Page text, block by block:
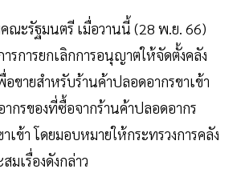
ณะรัฐมนตรี เมื่อวานนี้ (28 พ.ย. 66)
รการยกเลิกการอนุญาตให้จัดตั้งคลัง
ายสำหรับร้านค้าปลอดอากรขาเข้า
ากรของที่ซื้อจากร้านค้าปลอดอากร
เข้า โดยมอบหมายให้กระทรวงการคลัง
มเรื่องดังกล่าว